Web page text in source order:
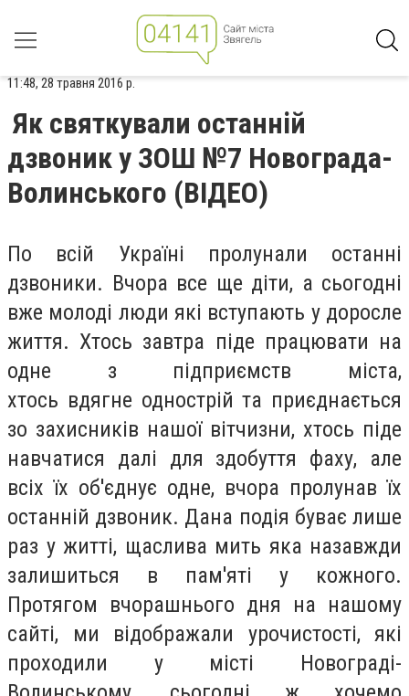
11:48, 28 травня 2016 р.
Як святкували останній
дзвоник у ЗОШ №7 Новограда-
Волинського (ВІДЕО)
По всій Україні пролунали останні
дзвоники. Вчора все ще діти, а сьогодні
вже молоді люди які вступають у доросле
життя. Хтось завтра піде працювати на
одне з підприємств міста,
хтось вдягне однострій та приєднається
зо захисників нашої вітчизни, хтось піде
навчатися далі для здобуття фаху, але
всіх їх об'єднує одне, вчора пролунав їх
останній дзвоник. Дана подія буває лише
раз у житті, щаслива мить яка назавжди
залишиться в пам'яті у кожного.
Протягом вчорашнього дня на нашому
сайті, ми відображали урочистості, які
проходили у місті Новограді-